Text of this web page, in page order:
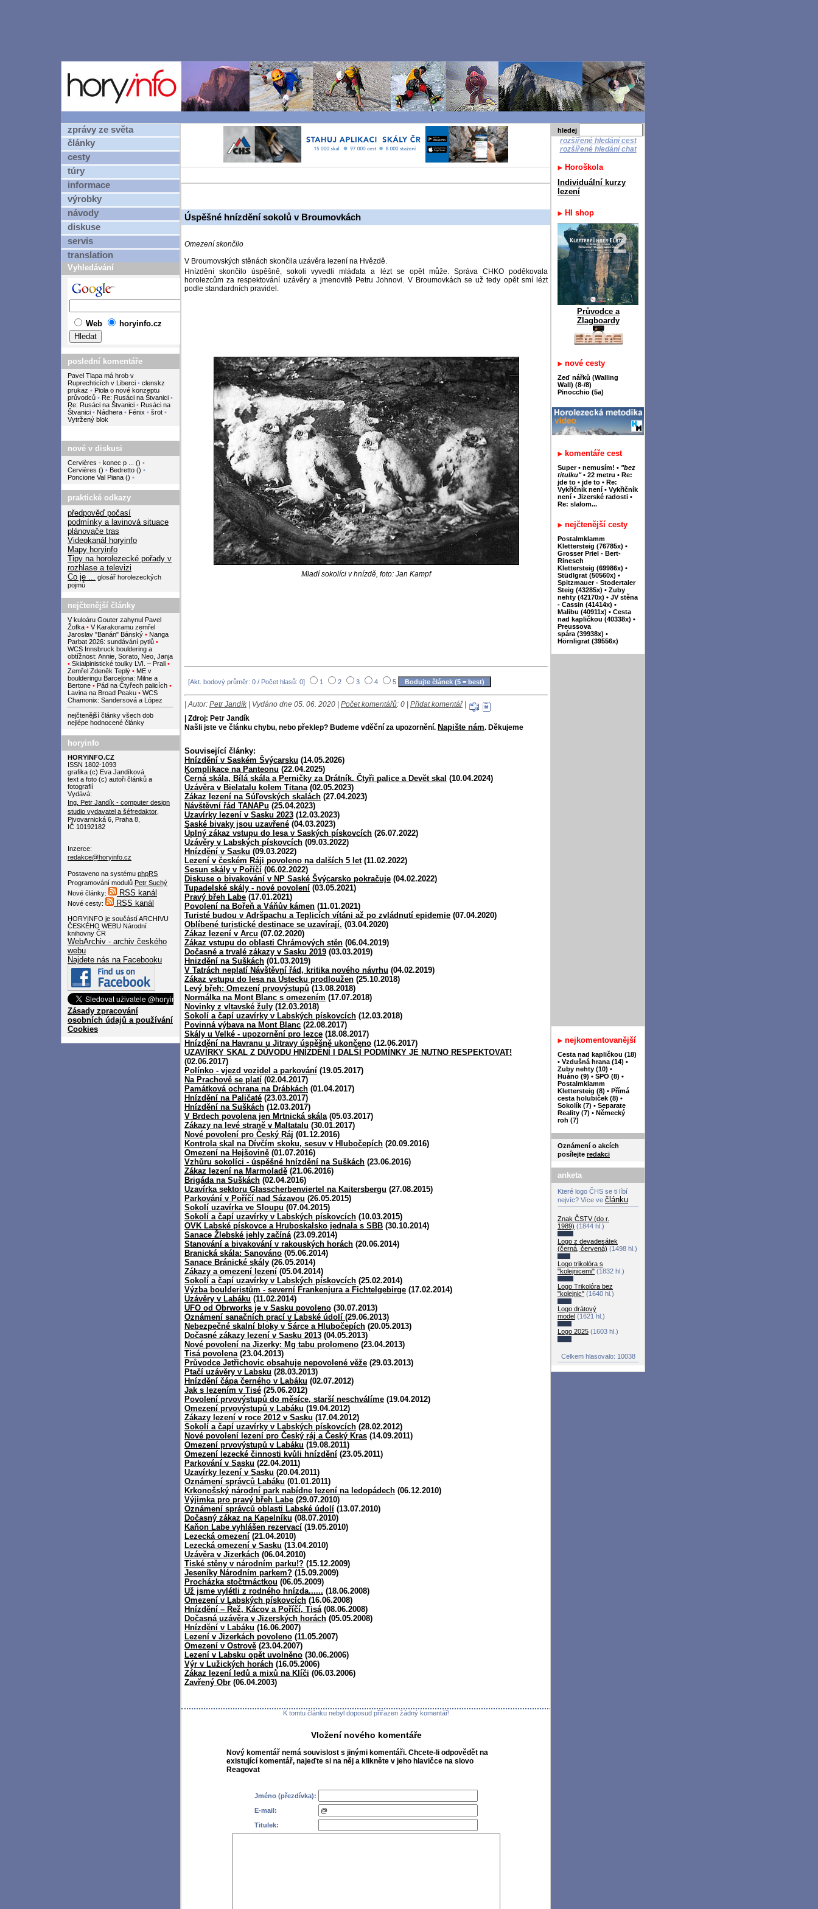
zprávy ze světa
články
cesty
túry
informace
výrobky
návody
diskuse
servis
translation
Vyhledávání
Web horyinfo.cz
poslední komentáře
Pavel Tlapa má hrob v
Ruprechticích v Liberci • clenskz
prukaz • Piola o nové konzeptu
průvodců • Re: Rusáci na Štvanici •
Re: Rusáci na Štvanici • Rusáci na
Štvanici • Nádhera • Fénix • šrot •
Vytržený blok
nové v diskusi
Cervières - konec p ... () •
Cervières () • Bedretto () •
Poncione Val Piana () •
praktické odkazy
předpověď počasí
podmínky a lavinová situace
plánovače tras
Videokanál horyinfo
Mapy horyinfo
Tipy na horolezecké pořady v
rozhlase a televizi
Co je ... glosář horolezeckých
pojmů
nejčtenější články
V kuloáru Gouter zahynul Pavel
Žofka • V Karakoramu zemřel
Jaroslav "Banán" Bánský • Nanga
Parbat 2026: sundávání pytlů •
WCS Innsbruck bouldering a
obtížnost: Annie, Sorato, Neo, Janja
• Skialpinistické toulky LVI. – Prali •
Zemřel Zdeněk Teplý • ME v
boulderingu Barcelona: Milne a
Bertone • Pád na Čtyřech palicích •
Lavina na Broad Peaku • WCS
Chamonix: Sandersová a López
nejčtenější články všech dob
nejlépe hodnocené články
horyinfo
HORYINFO.CZ
ISSN 1802-1093
grafika (c) Eva Jandíková
text a foto (c) autoři článků a
fotografií
Vydává:
Ing. Petr Jandík - computer design
studio vydavatel a šéfredaktor
Pivovarnická 6, Praha 8,
IČ 10192182
Inzerce:
redakce@horyinfo.cz
Postaveno na systému phpRS
Programování modulů Petr Suchý
Nové články:
RSS kanál
Nové cesty: RSS kanál
HORYINFO je součástí ARCHIVU
ČESKÉHO WEBU Národní
knihovny ČR
WebArchiv - archiv českého
webu
Najdete nás na Facebooku
Zásady zpracování
osobních údajů a používání
Cookies
Úspěšné hnízdění sokolů v Broumovkách
Omezení skončilo
V Broumovských stěnách skončila uzávěra lezení na Hvězdě.
Hnízdění skončilo úspěšně, sokoli vyvedli mláďata a lézt se opět může. Správa CHKO poděkovala
horolezcům za respektování uzávěry a jmenovitě Petru Johnovi. V Broumovkách se už tedy opět smí lézt
podle standardních pravidel.
Mladí sokolíci v hnízdě, foto: Jan Kampf
[Akt. bodový průměr: 0 / Počet hlasů: 0] 1 2 3 4 5
| Autor: Petr Jandík | Vydáno dne 05. 06. 2020 | Počet komentářů: 0 | Přidat komentář|
| Zdroj: Petr Jandík
Našli jste ve článku chybu, nebo překlep? Budeme vděční za upozornění. Napište nám. Děkujeme
Související články:
Hnízdění v Saském Švýcarsku (14.05.2026)
Komplikace na Panteonu (22.04.2025)
Černá skála, Bílá skála a Perničky za Drátník, Čtyři palice a Devět skal (10.04.2024)
Uzávěra v Bielatalu kolem Titana(02.05.2023)
Zákaz lezení na Súľovských skalách (27.04.2023)
Návštěvní řád TANAPu (25.04.2023)
Uzavírky lezení v Sasku 2023 (12.03.2023)
Saské bivaky jsou uzavřené (04.03.2023)
Úplný zákaz vstupu do lesa v Saských pískovcích (26.07.2022)
Uzávěry v Labských pískovcích (09.03.2022)
Hnízdění v Sasku (09.03.2022)
Lezení v českém Ráji povoleno na dalších 5 let(11.02.2022)
Sesun skály v Poříčí (06.02.2022)
Diskuse o bivakování v NP Saské Švýcarsko pokračuje (04.02.2022)
Tupadelské skály - nové povolení (03.05.2021)
Pravý břeh Labe (17.01.2021)
Povolení na Bořeň a Váňův kámen (11.01.2021)
Turisté budou v Adršpachu a Teplicích vítáni až po zvládnutí epidemie (07.04.2020)
Oblíbené turistické destinace se uzavírají. (03.04.2020)
Zákaz lezení v Arcu (07.02.2020)
Zákaz vstupu do oblasti Chrámových stěn (06.04.2019)
Dočasné a trvalé zákazy v Sasku 2019 (03.03.2019)
Hnizdění na Suškách (01.03.2019)
V Tatrách neplatí Návštěvní řád, kritika nového návrhu (04.02.2019)
Zákaz vstupu do lesa na Ústecku prodloužen (25.10.2018)
Levý břeh: Omezení prvovýstupů (13.08.2018)
Normálka na Mont Blanc s omezením (17.07.2018)
Novinky z vltavské žuly (12.03.2018)
Sokolí a čapí uzavírky v Labských pískovcích (12.03.2018)
Povinná výbava na Mont Blanc (22.08.2017)
Skály u Velké - upozornění pro lezce (18.08.2017)
Hnízdění na Havranu u Jitravy úspěšně ukončeno (12.06.2017)
UZAVÍRKY SKAL Z DŮVODU HNÍZDĚNÍ I DALŠÍ PODMÍNKY JE NUTNO RESPEKTOVAT!
(02.06.2017)
Polínko - vjezd vozidel a parkování (19.05.2017)
Na Prachově se platí (02.04.2017)
Památková ochrana na Drábkách (01.04.2017)
Hnízdění na Paličaté (23.03.2017)
Hnízdění na Suškách (12.03.2017)
V Brdech povolena jen Mrtnická skála(05.03.2017)
Zákazy na levé straně v Maltatalu (30.01.2017)
Nové povolení pro Český Ráj (01.12.2016)
Kontrola skal na Dívčím skoku, sesuv v Hlubočepích (20.09.2016)
Omezení na Hejšovině (01.07.2016)
Vzhůru sokolíci - úspěšné hnízdění na Suškách (23.06.2016)
Zákaz lezení na Marmoladě (21.06.2016)
Brigáda na Suškách (02.04.2016)
Uzavírka sektoru Glasscherbenviertel na Kaitersbergu (27.08.2015)
Parkování v Poříčí nad Sázavou (26.05.2015)
Sokolí uzavírka ve Sloupu (07.04.2015)
Sokolí a čapí uzavírky v Labských pískovcích (10.03.2015)
OVK Labské pískovce a Hruboskalsko jednala s SBB (30.10.2014)
Sanace Žlebské jehly začíná(23.09.2014)
Stanování a bivakování v rakouských horách (20.06.2014)
Branická skála: Sanováno (05.06.2014)
Sanace Bránické skály (26.05.2014)
Zákazy a omezení lezení (05.04.2014)
Sokolí a čapí uzavírky v Labských pískovcích (25.02.2014)
Výzba boulderistům - severní Frankenjura a Fichtelgebirge (17.02.2014)
Uzávěry v Labáku (11.02.2014)
UFO od Obrworks je v Sasku povoleno (30.07.2013)
Oznámení sanačních prací v Labské údolí (29.06.2013)
Nebezpečné skalní bloky v Šárce a Hlubočepích (20.05.2013)
Dočasné zákazy lezení v Sasku 2013 (04.05.2013)
Nové povolení na Jizerky: Mg tabu prolomeno (23.04.2013)
Tisá povolena(23.04.2013)
Průvodce Jetřichovic obsahuje nepovolené věže (29.03.2013)
Ptačí uzávěry v Labsku (28.03.2013)
Hnízdění čápa černého v Labáku (02.07.2012)
Jak s lezením v Tisé (25.06.2012)
Povolení prvovýstupů do měsíce, starší neschválíme (19.04.2012)
Omezení prvovýstupů v Labáku (19.04.2012)
Zákazy lezení v roce 2012 v Sasku (17.04.2012)
Sokolí a čapí uzavírky v Labských pískovcích (28.02.2012)
Nové povolení lezení pro Český ráj a Český Kras (14.09.2011)
Omezení prvovýstupů v Labáku (19.08.2011)
Omezení lezecké činnosti kvůli hnízdění (23.05.2011)
Parkování v Sasku (22.04.2011)
Uzavírky lezení v Sasku (20.04.2011)
Oznámení správců Labáku (01.01.2011)
Krkonošský národní park nabídne lezení na ledopádech (06.12.2010)
Výjimka pro pravý břeh Labe (29.07.2010)
Oznámení správců oblasti Labské údolí (13.07.2010)
Dočasný zákaz na Kapelníku (08.07.2010)
Kaňon Labe vyhlášen rezervací (19.05.2010)
Lezecká omezení (21.04.2010)
Lezecká omezení v Sasku (13.04.2010)
Uzávěra v Jizerkách (06.04.2010)
Tiské stěny v národním parku!? (15.12.2009)
Jeseníky Národním parkem? (15.09.2009)
Procházka stočtrnáctkou (06.05.2009)
Už jsme vylétli z rodného hnízda...... (18.06.2008)
Omezení v Labských pískovcích (16.06.2008)
Hnízdění – Řež, Kácov a Poříčí, Tisá(08.06.2008)
Dočasná uzávěra v Jizerských horách (05.05.2008)
Hnízdění v Labáku (16.06.2007)
Lezení v Jizerkách povoleno (11.05.2007)
Omezení v Ostrově (23.04.2007)
Lezení v Labsku opět uvolněno (30.06.2006)
Výr v Lužických horách (16.05.2006)
Zákaz lezení ledů a mixů na Klíči (06.03.2006)
Zavřený Obr (06.04.2003)
K tomtu článku nebyl doposud přiřazen žádný komentář!
Vložení nového komentáře
Nový komentář nemá souvislost s jinými komentáři. Chcete-li odpovědět na
existující komentář, najeďte si na něj a klikněte v jeho hlavičce na slovo
Reagovat
Jméno (přezdívka):
E-mail:
Titulek:
hledej
rozšířené hledání cest
rozšířené hledání chat
Horoškola
Individuální kurzy
lezení
HI shop
Průvodce a
Zlagboardy
nové cesty
Zeď nářků (Walling
Wall) (8-/8)
Pinocchio (5a)
komentáře cest
Super • nemusím! • "bez
titulku" • 22 metru • Re:
jde to • jde to • Re:
Vykřičník není • Vykřičník
není • Jizerské radosti •
Re: slalom...
nejčtenější cesty
Postalmklamm
Klettersteig (76785x) •
Grosser Priel - Bert-
Rinesch
Klettersteig (69986x) •
Stüdlgrat (50560x) •
Spitzmauer - Stodertaler
Steig (43285x) • Zuby
nehty (42170x) • JV stěna
- Cassin (41414x) •
Malibu (40911x) • Cesta
nad kapličkou (40338x) •
Preussova
spára (39938x) •
Hörnligrat (39556x)
nejkomentovanější
Cesta nad kapličkou (18)
• Vzdušná hrana (14) •
Zuby nehty (10) •
Huáno (9) • SPO (8) •
Postalmklamm
Klettersteig (8) • Přímá
cesta holubiček (8) •
Sokolík (7) • Separate
Reality (7) • Německý
roh (7)
Oznámení o akcích
posílejte redakci
anketa
Které logo ČHS se ti líbí
nejvíc? Více ve článku
Znak ČSTV (do r.
1989) (1844 hl.)
Logo z devadesátek
(černá, červená) (1498 hl.)
Logo trikolóra s
"kolejnicemi" (1832 hl.)
Logo Trikolóra bez
"kolejnic" (1640 hl.)
Logo drátový
model (1621 hl.)
Logo 2025 (1603 hl.)
Celkem hlasovalo: 10038